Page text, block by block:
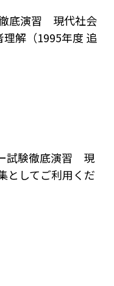
底演習 現代社会
解（1995年度 追
試験徹底演習 現
としてご利用くだ